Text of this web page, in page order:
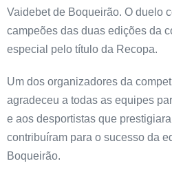
Vaidebet de Boqueirão. O duelo
campeões das duas edições da
especial pelo título da Recopa.
Um dos organizadores da
agradeceu a todas as equipes
e aos desportistas que
contribuíram para o sucesso da
Boqueirão.